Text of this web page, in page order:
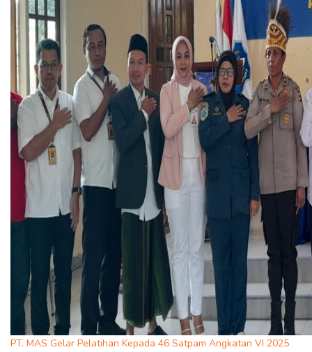
PT. MAS Gelar Pelatihan Kepada 46 Satpam Angkatan VI 2025